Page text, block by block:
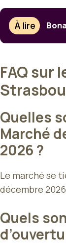
À lire
FAQ sur
Quelles
Marché
2026 ?
Le marché se
décembre
Quels